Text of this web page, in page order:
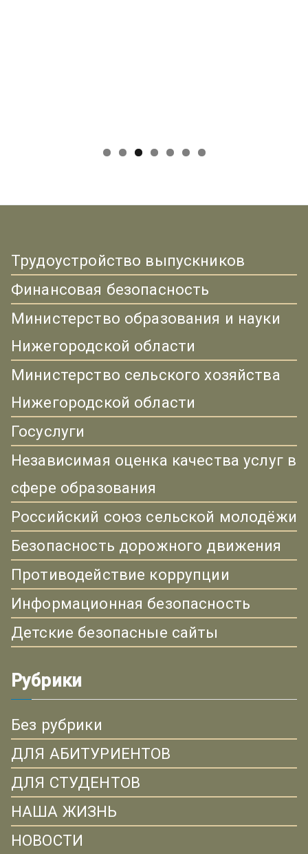
Трудоустройство выпускников
Финансовая безопасность
Министерство образования и науки
Нижегородской области
Министерство сельского хозяйства
Нижегородской области
Госуслуги
Независимая оценка качества услуг в
сфере образования
Российский союз сельской молодёжи
Безопасность дорожного движения
Противодействие коррупции
Информационная безопасность
Детские безопасные сайты
Рубрики
Без рубрики
ДЛЯ АБИТУРИЕНТОВ
ДЛЯ СТУДЕНТОВ
НАША ЖИЗНЬ
НОВОСТИ